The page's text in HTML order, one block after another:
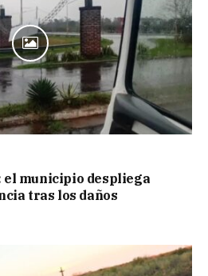
municipio despliega
tras los daños